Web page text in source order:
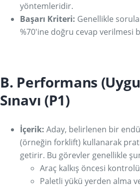
yöntemleridir.
Başarı Kriteri: Genellikle
%70'ine doğru cevap verilmesi
B. Performans
Sınavı (P1)
İçerik: Aday, belirlenen bir
(örneğin forklift) kullanarak
getirir. Bu görevler genellikle
Araç kalkış öncesi
Paletli yükü yerden alma